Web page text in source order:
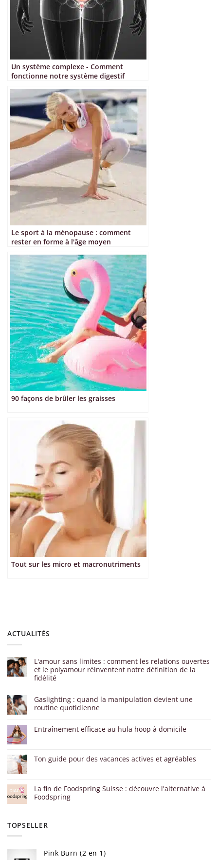
page
sur
page
du
produit
Un système complexe - Comment
fonctionne notre système digestif
Le sport à la ménopause : comment
rester en forme à l'âge moyen
90 façons de brûler les graisses
Tout sur les micro et macronutriments
ACTUALITÉS
L'amour sans limites : comment les relations ouvertes
et le polyamour réinventent notre définition de la
fidélité
Gaslighting : quand la manipulation devient une
routine quotidienne
Entraînement efficace au hula hoop à domicile
Ton guide pour des vacances actives et agréables
La fin de Foodspring Suisse : découvre l'alternative à
Foodspring
TOPSELLER
Pink Burn (2 en 1)